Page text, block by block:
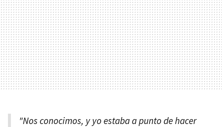
"Nos conocimos, y yo estaba a punto de hacer